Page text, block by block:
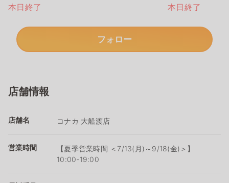
本日終了
本日終了
フォロー
店舗情報
店舗名 コナカ 大船渡店
営業時間
【夏季営業時間 ＜7/13(月)～9/18(金)＞】
10:00-19:00